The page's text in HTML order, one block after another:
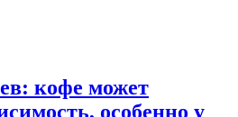
кофе может
особенно у